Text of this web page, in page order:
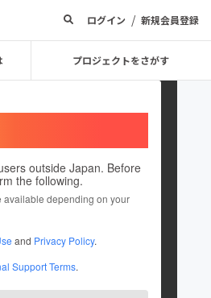
ログイン / 新規会員登録
プロジェクトをさがす
outside Japan. Before
the following.
available depending on your
and Privacy Policy.
Support Terms.